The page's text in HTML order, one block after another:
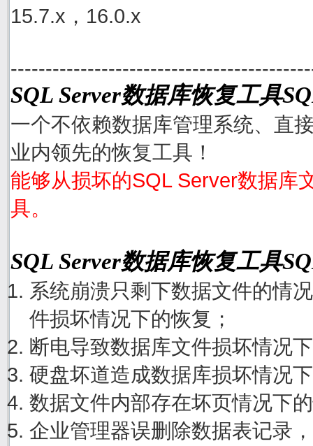
15.7.x，16.0.x
SQL Server数据库恢复工具
一个不依赖数据库管理系统、直
业内领先的恢复工具！
能够从损坏的SQL Server数据库
具。
SQL Server数据库恢复工具
系统崩溃只剩下数据文件的情
件损坏情况下的恢复；
断电导致数据库文件损坏情况
硬盘坏道造成数据库损坏情况
数据文件内部存在坏页情况下
企业管理器误删除数据表记录